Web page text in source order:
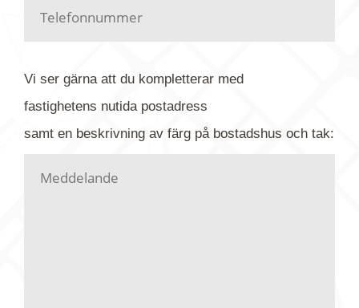
Har du kanske en urblekt flygbild ber vi dig titta på
kontaktar dig så fort vi kan, givetvis utan
Vi ser gärna att du kompletterar med
fastighetens nutida postadress
samt en beskrivning av färg på bostadshus och tak: